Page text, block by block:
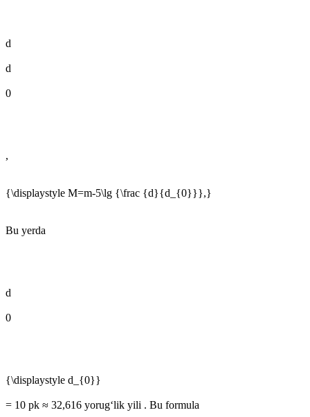
d
d
0
,
{\displaystyle M=m-5\lg {\frac {d}{d_{0}}},}
Bu yerda
d
0
{\displaystyle d_{0}}
= 10 pk ≈ 32,616 yorugʻlik yili . Bu formula